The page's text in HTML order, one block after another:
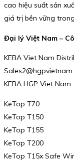
cao hiệu suất sản
giá trị bền vững
Đại lý Việt Nam –
KEBA Viet Nam
KEBA HGP Viet Nam
KeTop T70
KeTop T150
KeTop T155
KeTop T200
KeTop T15x Safe